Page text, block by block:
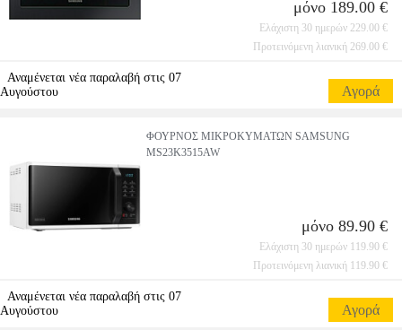
μόνο 189.00 €
Ελάχιστη 30 ημερών 229.00 €
Προτεινόμενη λιανική 269.00 €
Αναμένεται νέα παραλαβή στις 07
Αυγούστου
Αγορά
ΦΟΥΡΝΟΣ ΜΙΚΡΟΚΥΜΑΤΩΝ SAMSUNG
MS23K3515AW
μόνο 89.90 €
Ελάχιστη 30 ημερών 119.90 €
Προτεινόμενη λιανική 119.90 €
Αναμένεται νέα παραλαβή στις 07
Αυγούστου
Αγορά